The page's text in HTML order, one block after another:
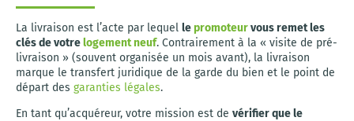
La livraison est l’acte par lequel lepromoteurvous remet les
clés de votrelogement neuf. Contrairement à la « visite de pré-
livraison » (souvent organisée un mois avant), la livraison
marque le transfert juridique de la garde du bien et le point de
départ des garanties légales.
En tant qu’acquéreur, votre mission est de vérifier que le